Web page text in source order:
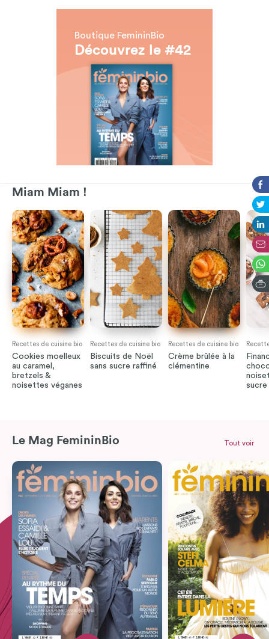
Boutique FemininBio
Découvrez le #42
Miam Miam !
Recettes de cuisine bio
Cookies moelleux
au caramel,
bretzels &
noisettes véganes
Recettes de cuisine bio
Biscuits de Noël
sans sucre raffiné
Recettes de cuisine bio
Crème brûlée à la
clémentine
sucre
Le Mag FemininBio Tout voir